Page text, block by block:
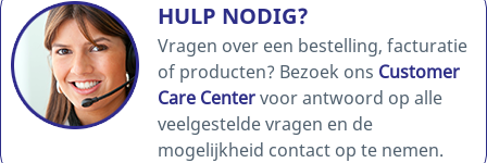
HULP NODIG?
Vragen over een bestelling, facturatie
of producten? Bezoek ons Customer
Care Centervoor antwoord op alle
veelgestelde vragen en de
mogelijkheid contact op te nemen.